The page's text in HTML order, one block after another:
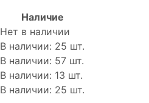
Наличие
Нет в наличии
В наличии: 25 шт.
В наличии: 57 шт.
В наличии: 13 шт.
В наличии: 25 шт.